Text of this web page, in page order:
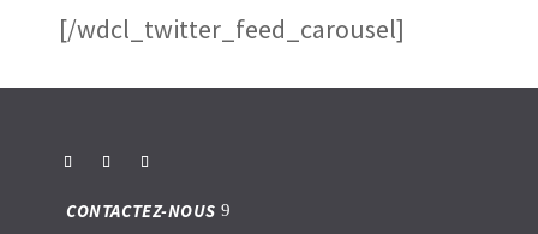
[/wdcl_twitter_feed_carousel]
CONTACTEZ-NOUS